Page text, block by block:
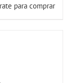
para comprar